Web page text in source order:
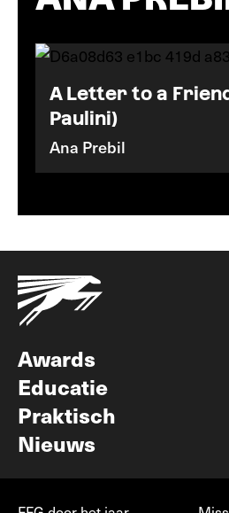
A Letter to a
Paulini)
Ana Prebil
Awards
Educatie
Praktisch
Nieuws